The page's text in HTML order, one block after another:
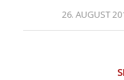
26. AUGUST
/